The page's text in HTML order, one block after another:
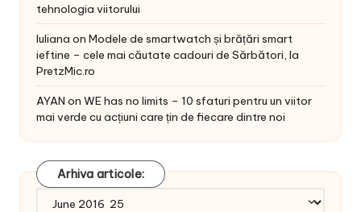
tehnologia viitorului
Iuliana on Modele de smartwatch și brățări smart
ieftine – cele mai căutate cadouri de Sărbători, la
PretzMic.ro
AYAN on WE has no limits – 10 sfaturi pentru un viitor
mai verde cu acțiuni care țin de fiecare dintre noi
Arhiva articole: